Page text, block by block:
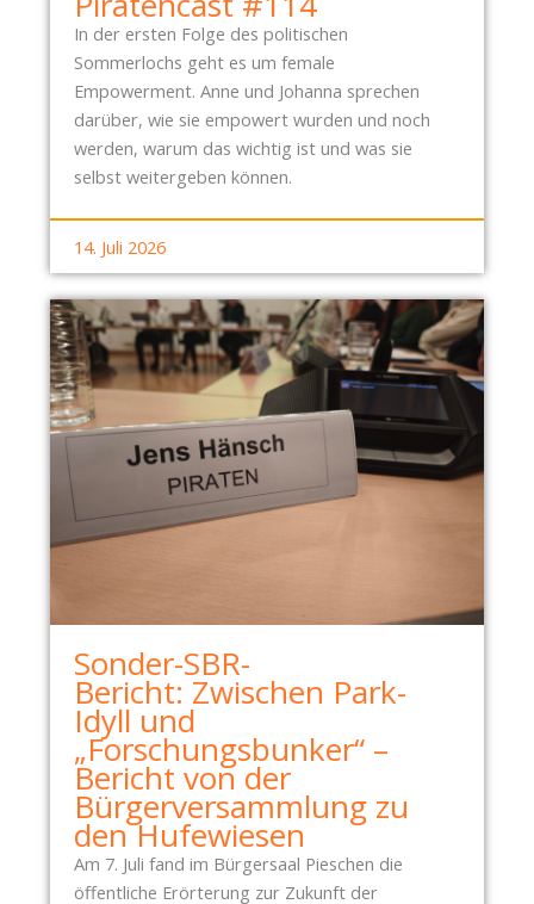
In der ersten Folge des politischen
Sommerlochs geht es um female
Empowerment. Anne und Johanna sprechen
darüber, wie sie empowert wurden und noch
werden, warum das wichtig ist und was sie
selbst weitergeben können.
14. Juli 2026
Sonder-SBR-
Bericht: Zwischen Park-
Idyll und
„Forschungsbunker“ –
Bericht von der
Bürgerversammlung zu
den Hufewiesen
Am 7. Juli fand im Bürgersaal Pieschen die
öffentliche Erörterung zur Zukunft der